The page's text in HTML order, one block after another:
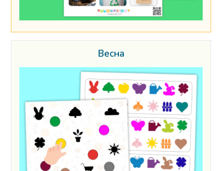
Весна